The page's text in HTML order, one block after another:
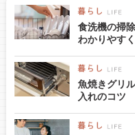
食洗機の掃
わかりやす
魚焼きグリ
入れのコツ